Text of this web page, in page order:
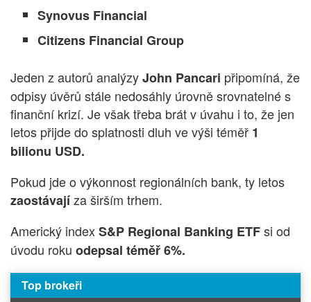
Synovus Financial
Citizens Financial Group
Jeden z autorů analýzyJohn Pancari připomíná, že
odpisy úvěrů stále nedosáhly úrovně srovnatelné s
finanční krizí. Je však třeba brát v úvahu i to, že jen
letos přijde do splatnosti dluh ve výši téměř 1
bilionu USD.
Pokud jde o výkonnost regionálních bank, ty letos
zaostávajíza širším trhem.
Americký indexS&P Regional Banking ETFsi od
úvodu roku odepsal téměř 6%.
Top brokeři